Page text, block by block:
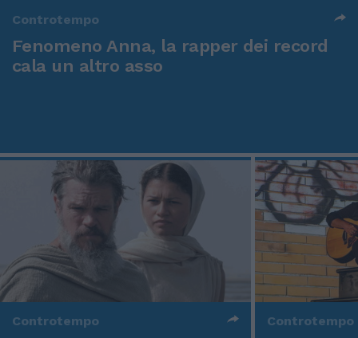
Controtempo
Fenomeno Anna, la rapper dei record
cala un altro asso
Controtempo Controtempo